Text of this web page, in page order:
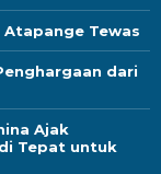
Tewas
dari
Ajak
Tepat untuk